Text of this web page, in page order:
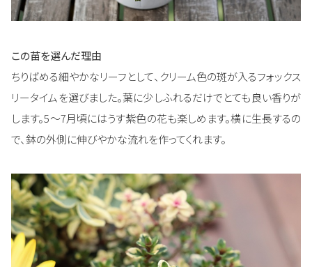
この苗を選んだ理由
ちりばめる細やかなリーフとして、クリーム色の斑が入るフォックス
リータイムを選びました。葉に少しふれるだけでとても良い香りが
します。5～7月頃にはうす紫色の花も楽しめます。横に生長するの
で、鉢の外側に伸びやかな流れを作ってくれます。